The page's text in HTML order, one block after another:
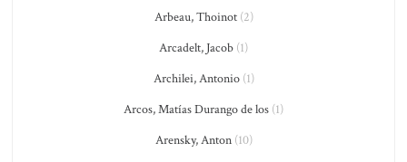
Arbeau, Thoinot(2)
Arcadelt, Jacob (1)
Archilei, Antonio(1)
Arcos, Matías Durango de los (1)
Arensky, Anton(10)